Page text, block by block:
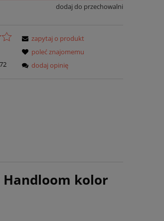
dodaj do przechowalni
zapytaj o produkt
poleć znajomemu
dodaj opinię
Handloom kolor